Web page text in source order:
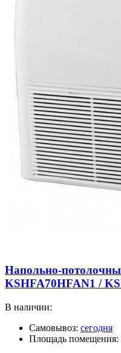
Напольно-
KSHFA70HFAN1 /
В наличии:
Самовывоз: сегодня
Площадь помещения: